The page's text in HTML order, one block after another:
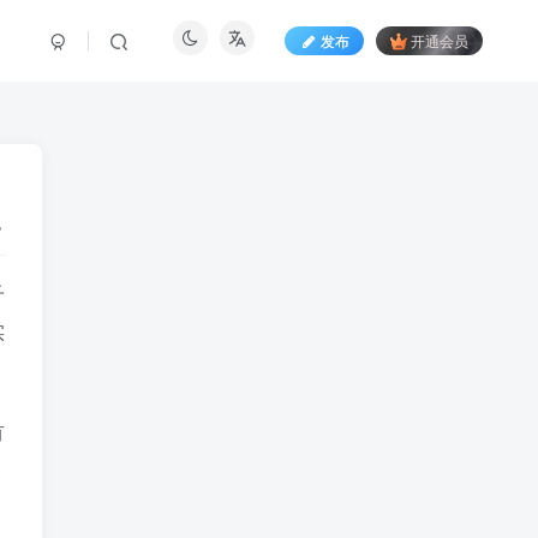
发布 开通会员